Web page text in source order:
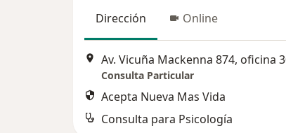
Dirección Online
Consulta Particular
Acepta Nueva Mas Vida
Consulta para Psicología